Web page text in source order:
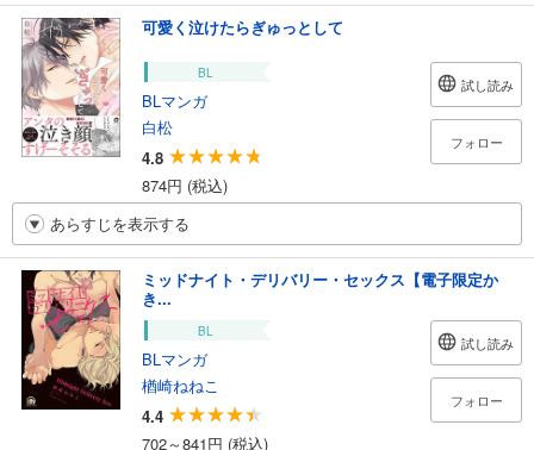
可愛く泣けたらぎゅっとして
BL
BLマンガ
白松
4.8
874円 (税込)
試し読み
フォロー
あらすじを表示する
ミッドナイト・デリバリー・セックス【電子限定か
き...
BL
BLマンガ
楢崎ねねこ
4.4
702～841円 (税込)
試し読み
フォロー